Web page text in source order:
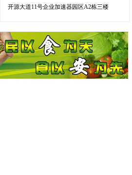
开源大道11号企业加速器园区A2栋三楼